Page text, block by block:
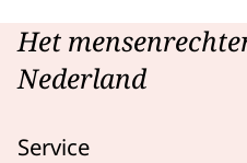
Het
Nederland
Service